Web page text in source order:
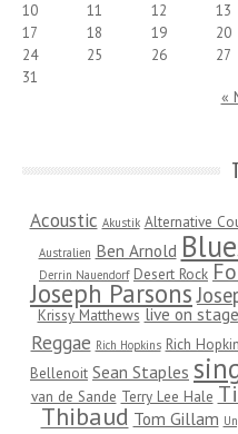
10
11 12 13
17
18 19 20
24
25 26 27
31
«
Acoustic Akustik Alternative
Australien Ben Arnold
Derrin Nauendorf Desert Rock
Joseph Parsons
Krissy Matthews live on stage
Reggae Rich Hopkins Rich
Bellenoit Sean Staples
van de Sande Terry Lee Hale
Thibaud Tom Gillam